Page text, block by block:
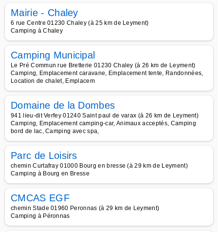
Mairie - Chaley
6 rue Centre 01230 Chaley (à 25 km de Leyment)
Camping à Chaley
Camping Municipal
Le Pré Commun rue Bretterie 01230 Chaley (à 26 km de Leyment)
Camping, Emplacement caravane, Emplacement tente, Randonnées,
Location de chalet, Emplacem
Domaine de la Dombes
941 lieu-dit Verfey 01240 Saint paul de varax (à 26 km de Leyment)
Camping, Emplacement camping-car, Animaux acceptés, Camping
bord de lac, Camping avec spa,
Parc de Loisirs
chemin Curtafray 01000 Bourg en bresse (à 29 km de Leyment)
Camping à Bourg en Bresse
CMCAS EGF
chemin Stade 01960 Peronnas (à 29 km de Leyment)
Camping à Péronnas